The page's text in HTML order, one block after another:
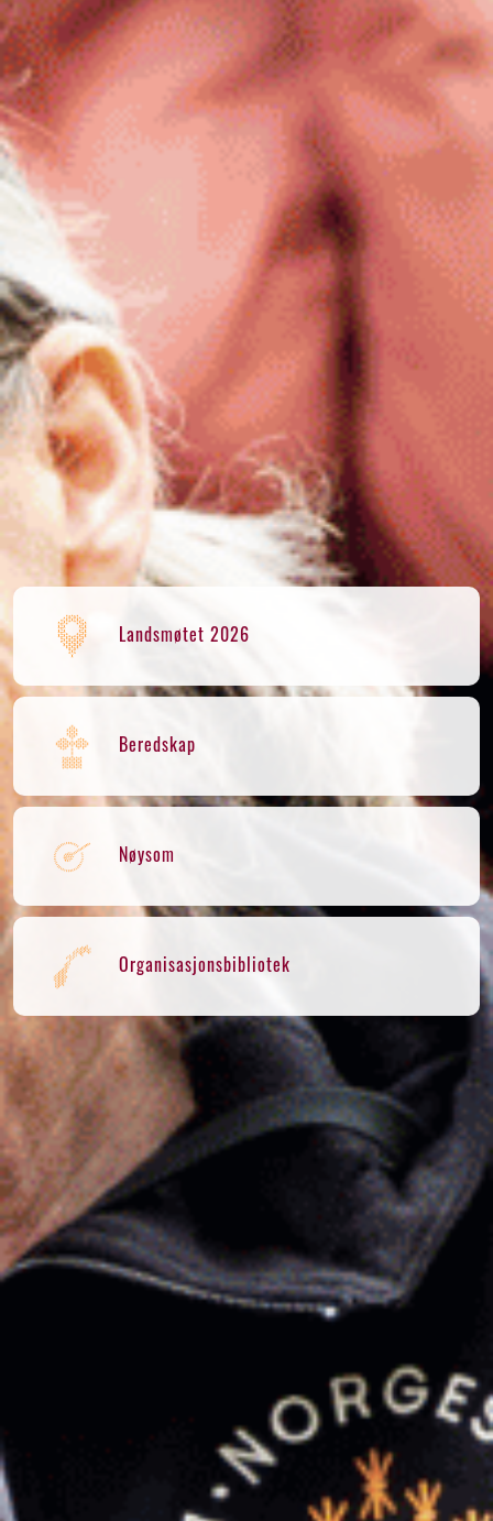
Landsmøtet 2026
Beredskap
Nøysom
Organisasjonsbibliotek